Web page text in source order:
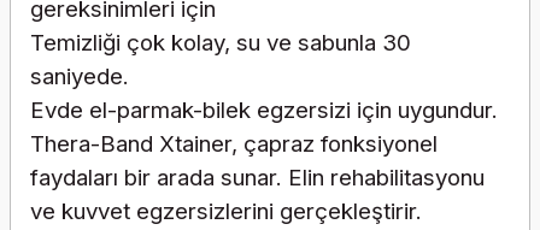
gereksinimleri için
Temizliği çok kolay, su ve sabunla 30
saniyede.
Evde el-parmak-bilek egzersizi için uygundur.
Thera-Band Xtainer, çapraz fonksiyonel
faydaları bir arada sunar. Elin rehabilitasyonu
ve kuvvet egzersizlerini gerçekleştirir.